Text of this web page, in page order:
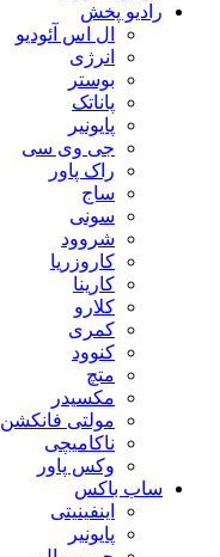
رادیو پخش
ال اس آئودیو
انرژی
بوستر
پاناتک
پایونیر
جی وی سی
راک پاور
ساج
سونی
شروود
کاروزریا
کارینا
کلارو
کمری
کنوود
متچ
مکسیدر
مولتی فانکشن
ناکامیچی
وکس پاور
ساب باکس
اینفینیتی
پایونیر